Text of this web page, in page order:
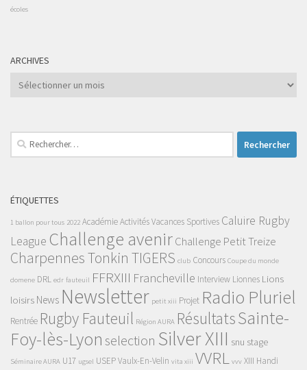
écoles
ARCHIVES
Archives
Rechercher :
ÉTIQUETTES
1 ballon pour tous 2022 AcadémieActivités Vacances Sportives Caluire Rugby
League Challenge avenirChallenge Petit Treize
Charpennes Tonkin TIGERS club Concours Coupe du monde
domene DRL edr fauteuil FFRXIII Francheville Interview Lionnes Lions
loisirs News Newsletter petit xiii Projet Radio Pluriel
Rentrée Rugby Fauteuil Région AURA RésultatsSainte-
Foy-lès-Lyon selection Silver XIII snu stage
Séminaire AURA U17 ugsel USEPVaulx-En-Velin vita xiii VVRL vvv XIII Handi